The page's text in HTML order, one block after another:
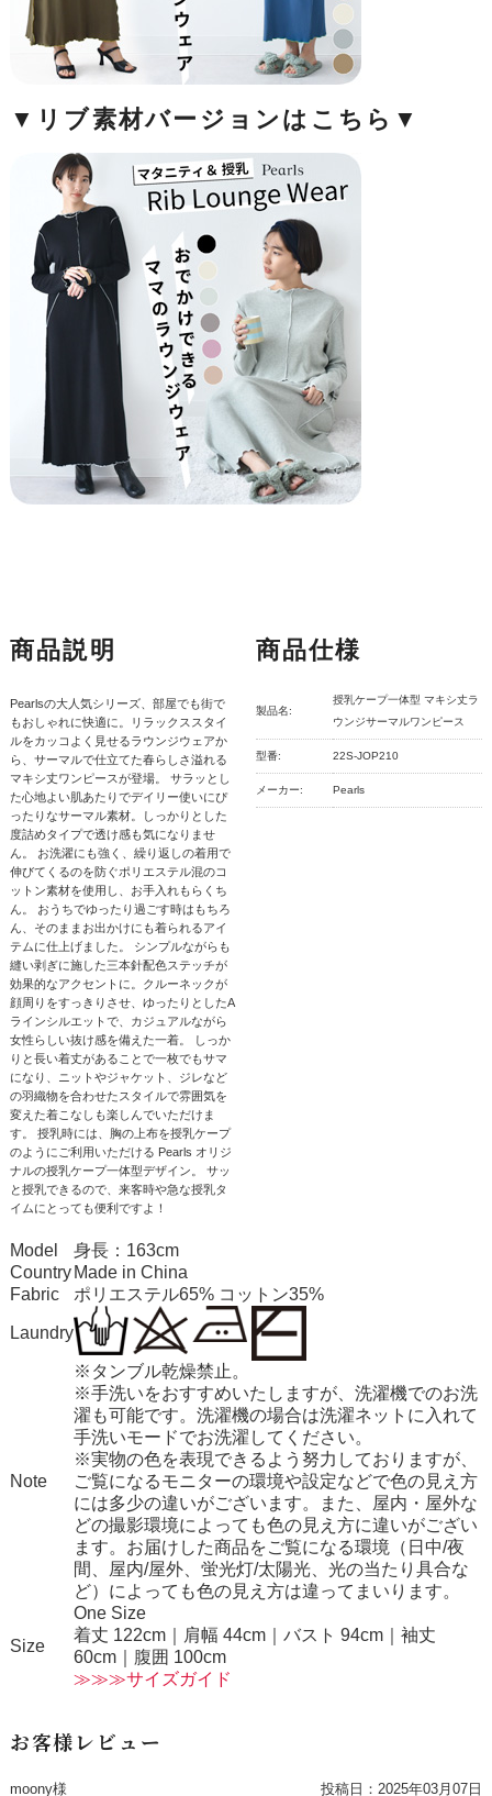
▼リブ素材バージョンはこちら▼
商品説明
Pearlsの大人気シリーズ、部屋でも街で
もおしゃれに快適に。リラックススタイ
ルをカッコよく見せるラウンジウェアか
ら、サーマルで仕立てた春らしさ溢れる
マキシ丈ワンピースが登場。 サラッとし
た心地よい肌あたりでデイリー使いにぴ
ったりなサーマル素材。しっかりとした
度詰めタイプで透け感も気になりませ
ん。 お洗濯にも強く、繰り返しの着用で
伸びてくるのを防ぐポリエステル混のコ
ットン素材を使用し、お手入れもらくち
ん。 おうちでゆったり過ごす時はもちろ
ん、そのままお出かけにも着られるアイ
テムに仕上げました。 シンプルながらも
縫い剥ぎに施した三本針配色ステッチが
効果的なアクセントに。クルーネックが
顔周りをすっきりさせ、ゆったりとしたA
ラインシルエットで、カジュアルながら
女性らしい抜け感を備えた一着。 しっか
りと長い着丈があることで一枚でもサマ
になり、ニットやジャケット、ジレなど
の羽織物を合わせたスタイルで雰囲気を
変えた着こなしも楽しんでいただけま
す。 授乳時には、胸の上布を授乳ケープ
のようにご利用いただける Pearls オリジ
ナルの授乳ケープ一体型デザイン。 サッ
と授乳できるので、来客時や急な授乳タ
イムにとっても便利ですよ！
商品仕様
製品名:
授乳ケープ一体型 マキシ丈ラ
ウンジサーマルワンピース
型番: 22S-JOP210
メーカー: Pearls
Model
身長：163cm
Country Made in China
Fabric
ポリエステル65% コットン35%
Laundry
Note
※タンブル乾燥禁止。
※手洗いをおすすめいたしますが、洗濯機でのお洗
濯も可能です。洗濯機の場合は洗濯ネットに入れて
手洗いモードでお洗濯してください。
※実物の色を表現できるよう努力しておりますが、
ご覧になるモニターの環境や設定などで色の見え方
には多少の違いがございます。また、屋内・屋外な
どの撮影環境によっても色の見え方に違いがござい
ます。お届けした商品をご覧になる環境（日中/夜
間、屋内/屋外、蛍光灯/太陽光、光の当たり具合な
ど）によっても色の見え方は違ってまいります。
Size
One Size
着丈 122cm｜肩幅 44cm｜バスト 94cm｜袖丈
60cm｜腹囲 100cm
≫≫≫サイズガイド
お客様レビュー
moony様 投稿日： 2025年03月07日